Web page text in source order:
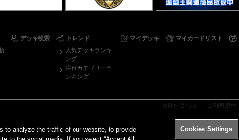
デッキ検索
トレンド
人気デッキランキ
ング
注目カテゴリーラ
ンキング
マイデッキ マイカードリスト
お問い合わせ ご利用規約
to analyze the traffic of our website, to provide
Cookies Settings